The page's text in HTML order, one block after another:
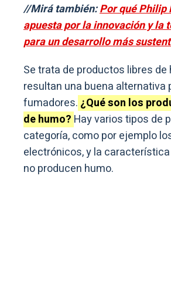
//Mirá también:Por qué Philip
apuesta por la innovación y la
para un desarrollo más
Se trata de productos libres de
resultan una buena alternativa
fumadores. ¿Qué son los
de humo? Hay varios tipos de
categoría, como por ejemplo
electrónicos, y la
no producen humo.